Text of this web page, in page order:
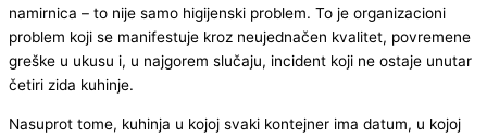
namirnica – to nije samo higijenski problem. To je organizacioni
problem koji se manifestuje kroz neujednačen kvalitet, povremene
greške u ukusu i, u najgorem slučaju, incident koji ne ostaje unutar
četiri zida kuhinje.
Nasuprot tome, kuhinja u kojoj svaki kontejner ima datum, u kojoj